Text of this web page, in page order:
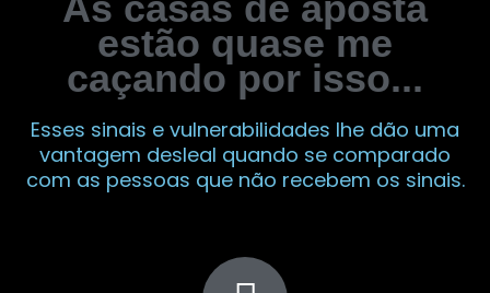
estão quase me
caçando por isso...
Esses sinais e vulnerabilidades lhe dão uma
vantagem desleal quando se comparado
com as pessoas que não recebem os sinais.